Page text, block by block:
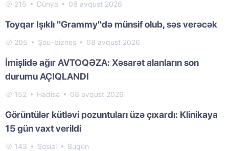
215 Dünya 08 avqust 2026
Toyqar Işıklı "Grammy"də münsif olub, səs verəcək
205 Şou-biznes 08 avqust 2026
İmişlidə ağır AVTOQƏZA: Xəsarət alanların son
durumu AÇIQLANDI
152 Hadisə 08 avqust 2026
Görüntülər kütləvi pozuntuları üzə çıxardı: Klinikaya
15 gün vaxt verildi
143 Sosial Bugün